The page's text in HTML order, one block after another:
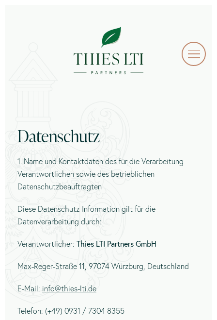
Datenschutz
1. Name und Kontaktdaten des für die Verarbeitung
Verantwortlichen sowie des betrieblichen
Datenschutzbeauftragten
Diese Datenschutz-Information gilt für die
Datenverarbeitung durch:
Verantwortlicher: Thies LTI Partners GmbH
Max-Reger-Straße 11, 97074 Würzburg, Deutschland
E-Mail: info@thies-lti.de
Telefon: (+49) 0931 / 7304 8355